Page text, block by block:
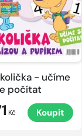
- učíme
počítat
Kč Koupit